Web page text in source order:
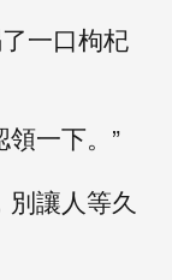
一口枸杞
一下。”
別讓人等久